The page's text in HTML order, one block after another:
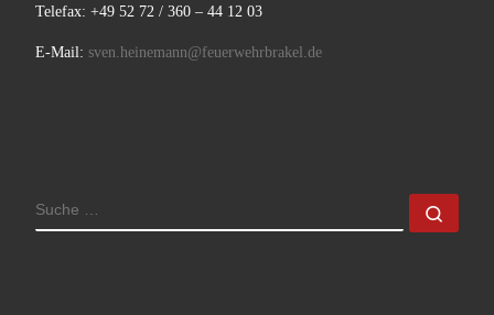
Telefax: +49 52 72 / 360 – 44 12 03
E-Mail: sven.heinemann@feuerwehrbrakel.de
SUCHE